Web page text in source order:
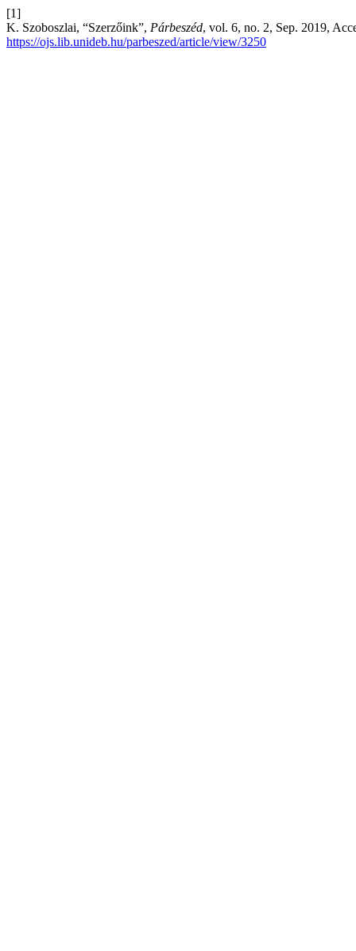
[1]
K. Szoboszlai, “Szerzőink”, Párbeszéd, vol. 6, no. 2, Sep. 2019,
https://ojs.lib.unideb.hu/parbeszed/article/view/3250